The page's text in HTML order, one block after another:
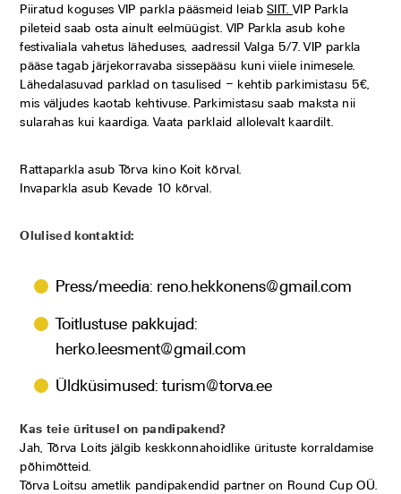
Piiratud koguses VIP parkla pääsmeid leiabSIIT.VIP Parkla
pileteid saab osta ainult eelmüügist. VIP Parkla asub kohe
festivaliala vahetus läheduses, aadressil Valga 5/7. VIP parkla
pääse tagab järjekorravaba sissepääsu kuni viiele inimesele.
Lähedalasuvad parklad on tasulised – kehtib parkimistasu 5€,
mis väljudes kaotab kehtivuse. Parkimistasu saab maksta nii
sularahas kui kaardiga. Vaata parklaid allolevalt kaardilt.
Rattaparkla asub Tõrva kino Koit kõrval.
Invaparkla asub Kevade 10 kõrval.
Olulised kontaktid:
Press/meedia: reno.hekkonens@gmail.com
Toitlustuse pakkujad:
herko.leesment@gmail.com
Üldküsimused: turism@torva.ee
Kas teie üritusel on pandipakend?
Jah, Tõrva Loits jälgib keskkonnahoidlike ürituste korraldamise
põhimõtteid.
Tõrva Loitsu ametlik pandipakendid partner on Round Cup OÜ.